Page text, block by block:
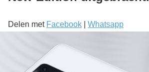
Delen met Facebook Whatsapp